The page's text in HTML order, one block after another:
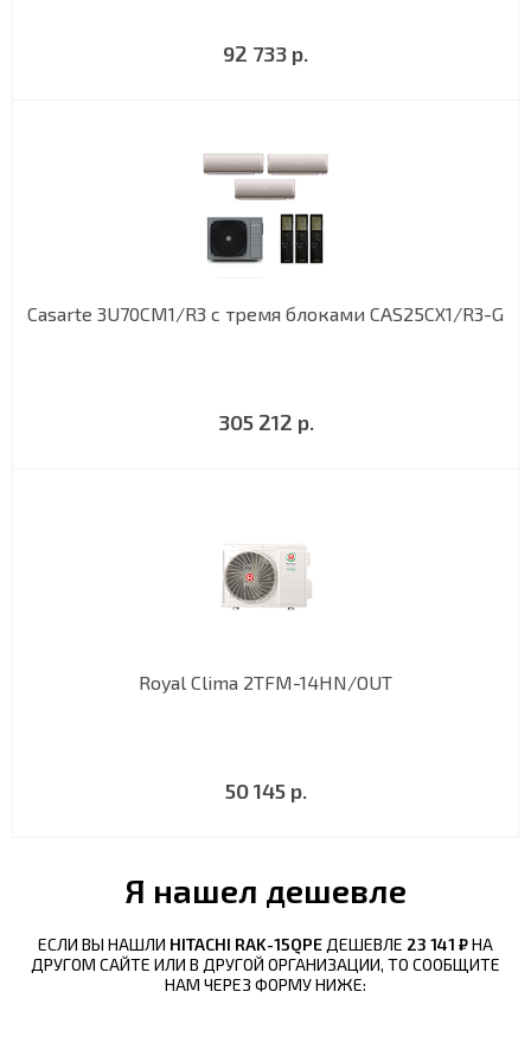
92 733 р.
Casarte 3U70CM1/R3 с тремя блоками CAS25CX1/R3-G
305 212 р.
Royal Clima 2TFM-14HN/OUT
50 145 р.
Я нашел дешевле
ЕСЛИ ВЫ НАШЛИ HITACHI RAK-15QPEДЕШЕВЛЕ 23 141 ₽НА
ДРУГОМ САЙТЕ ИЛИ В ДРУГОЙ ОРГАНИЗАЦИИ, ТО СООБЩИТЕ
НАМ ЧЕРЕЗ ФОРМУ НИЖЕ: